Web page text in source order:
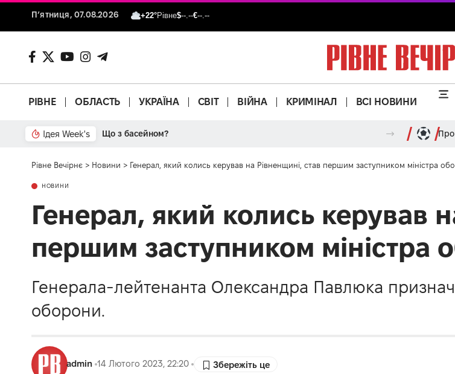
П’ятниця, 07.08.2026 +22°Рівне$--.--€--.--
РІВНЕ ОБЛАСТЬ УКРАЇНА СВІТ ВІЙНА КРИМІНАЛ ВСІ НОВИНИ
Ідея Week's Що з басейном?
Рівне Вечірнє > Новини > Генерал, який колись керував на Рівненщині, став першим заступником міністра
НОВИНИ
Генерал, який колись керував
першим заступником міністра
Генерала-лейтенанта Олександра Павлюка
оборони.
admin 14 Лютого 2023, 22:20